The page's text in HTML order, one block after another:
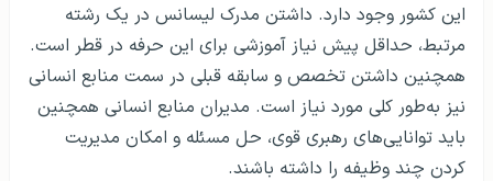
این کشور وجود دارد. داشتن مدرک لیسانس در یک رشته
مرتبط، حداقل پیش نیاز آموزشی برای این حرفه در قطر است.
همچنین داشتن تخصص و سابقه قبلی در سمت منابع انسانی
نیز به‌طور کلی مورد نیاز است. مدیران منابع انسانی همچنین
باید توانایی‌های رهبری قوی، حل مسئله و امکان مدیریت
کردن چند وظیفه را داشته باشند.